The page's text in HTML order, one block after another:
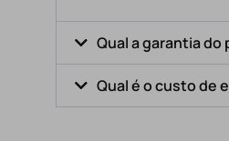
Qual a garantia do
Qual é o custo de